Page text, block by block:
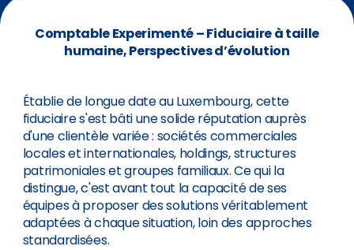
Comptable Experimenté – Fiduciaire à taille
humaine, Perspectives d’évolution
Établie de longue date au Luxembourg, cette
fiduciaire s'est bâti une solide réputation auprès
d'une clientèle variée : sociétés commerciales
locales et internationales, holdings, structures
patrimoniales et groupes familiaux. Ce qui la
distingue, c'est avant tout la capacité de ses
équipes à proposer des solutions véritablement
adaptées à chaque situation, loin des approches
standardisées.